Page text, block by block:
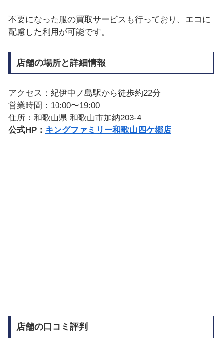
不要になった服の買取サービスも行っており、エコに
配慮した利用が可能です。
店舗の場所と詳細情報
アクセス：紀伊中ノ島駅から徒歩約22分
営業時間：10:00〜19:00
住所：和歌山県 和歌山市加納203-4
公式HP： キングファミリー和歌山四ケ郷店
店舗の口コミ評判